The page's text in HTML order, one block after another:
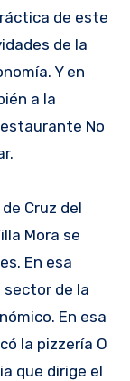
de este
de la
Y en
a la
No
Cruz del
Mora se
En esa
sector de la
En esa
la pizzería O
que dirige el